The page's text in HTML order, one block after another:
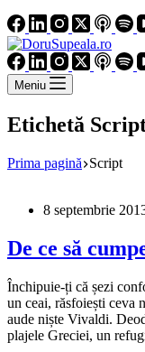
Meniu
Etichetă
Prima pagină Script
8 septembrie
De ce să
Închipuie-ți că șezi
un ceai, răsfoiești ceva
aude niște Vivaldi.
plajele Greciei, un